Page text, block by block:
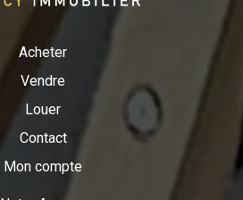
Acheter
Vendre
Louer
Contact
Mon compte